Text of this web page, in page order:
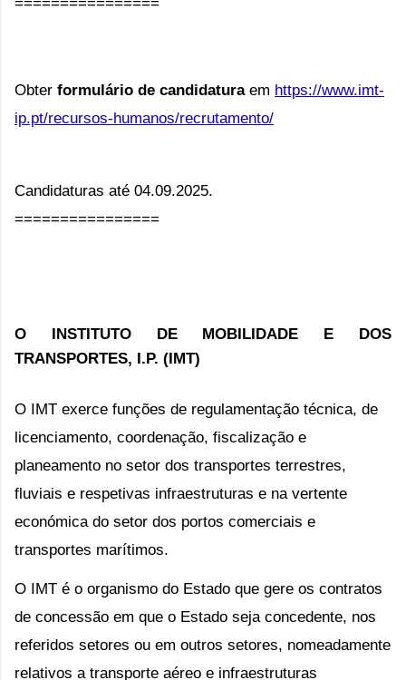
Obter formulário de candidaturaem https://www.imt-
ip.pt/recursos-humanos/recrutamento/
Candidaturas até 04.09.2025.
================
O INSTITUTO DE MOBILIDADE E DOS
TRANSPORTES, I.P. (IMT)
O IMT exerce funções de regulamentação técnica, de
licenciamento, coordenação, fiscalização e
planeamento no setor dos transportes terrestres,
fluviais e respetivas infraestruturas e na vertente
económica do setor dos portos comerciais e
transportes marítimos.
O IMT é o organismo do Estado que gere os contratos
de concessão em que o Estado seja concedente, nos
referidos setores ou em outros setores, nomeadamente
relativos a transporte aéreo e infraestruturas